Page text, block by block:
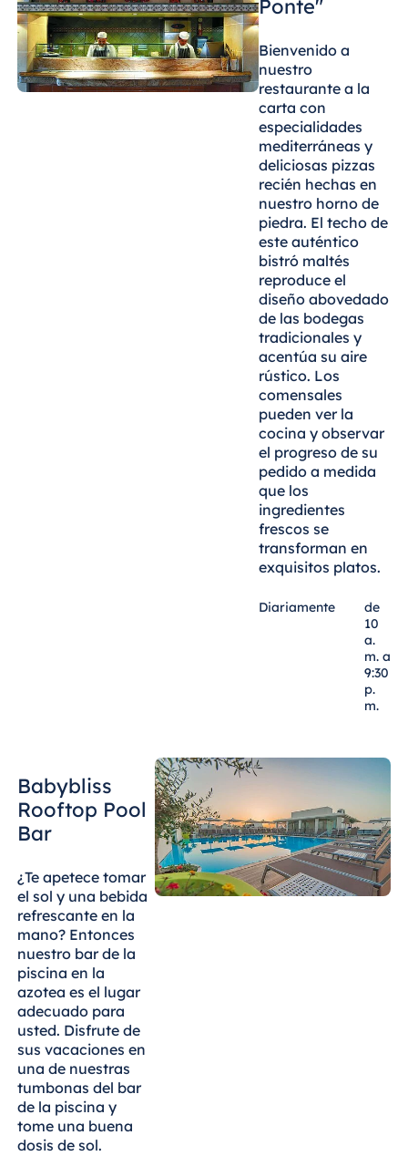
Malta
Antonine Hotel &
Spa Malta
Ponte"
Bienvenido a
nuestro
restaurante a la
carta con
especialidades
mediterráneas y
deliciosas pizzas
recién hechas en
nuestro horno de
piedra. El techo de
este auténtico
bistró maltés
reproduce el
diseño abovedado
de las bodegas
tradicionales y
acentúa su aire
rústico. Los
comensales
pueden ver la
cocina y observar
el progreso de su
pedido a medida
que los
ingredientes
frescos se
transforman en
exquisitos platos.
Diariamente
de
10
a.
m. a
9:30
p.
m.
Babybliss
Rooftop Pool
Bar
¿Te apetece tomar
el sol y una bebida
refrescante en la
mano? Entonces
nuestro bar de la
piscina en la
azotea es el lugar
adecuado para
usted. Disfrute de
sus vacaciones en
una de nuestras
tumbonas del bar
de la piscina y
tome una buena
dosis de sol.